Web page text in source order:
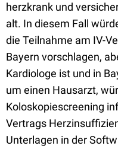
herzkrank und
alt. In diesem Fall
die Teilnahme am IV-
Bayern vorschlagen,
Kardiologe ist und in
um einen Hausarzt,
Koloskopiescreening
Vertrags
Unterlagen in der